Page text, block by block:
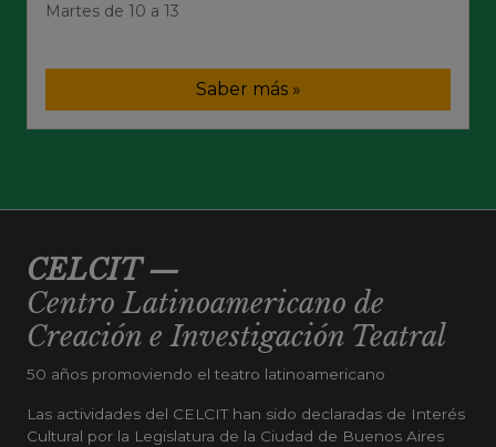
Martes de 10 a 13
Saber más »
CELCIT—
Centro Latinoamericano de
Creación e Investigación Teatral
50 años promoviendo el teatro latinoamericano
Las actividades del CELCIT han sido declaradas de Interés
Cultural por la Legislatura de la Ciudad de Buenos Aires